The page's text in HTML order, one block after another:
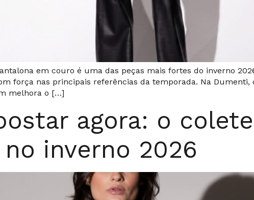
em couro é uma das peças mais fortes do inverno
força nas principais referências da temporada. Na Dumenti,
melhora o […]
agora: o
inverno 2026